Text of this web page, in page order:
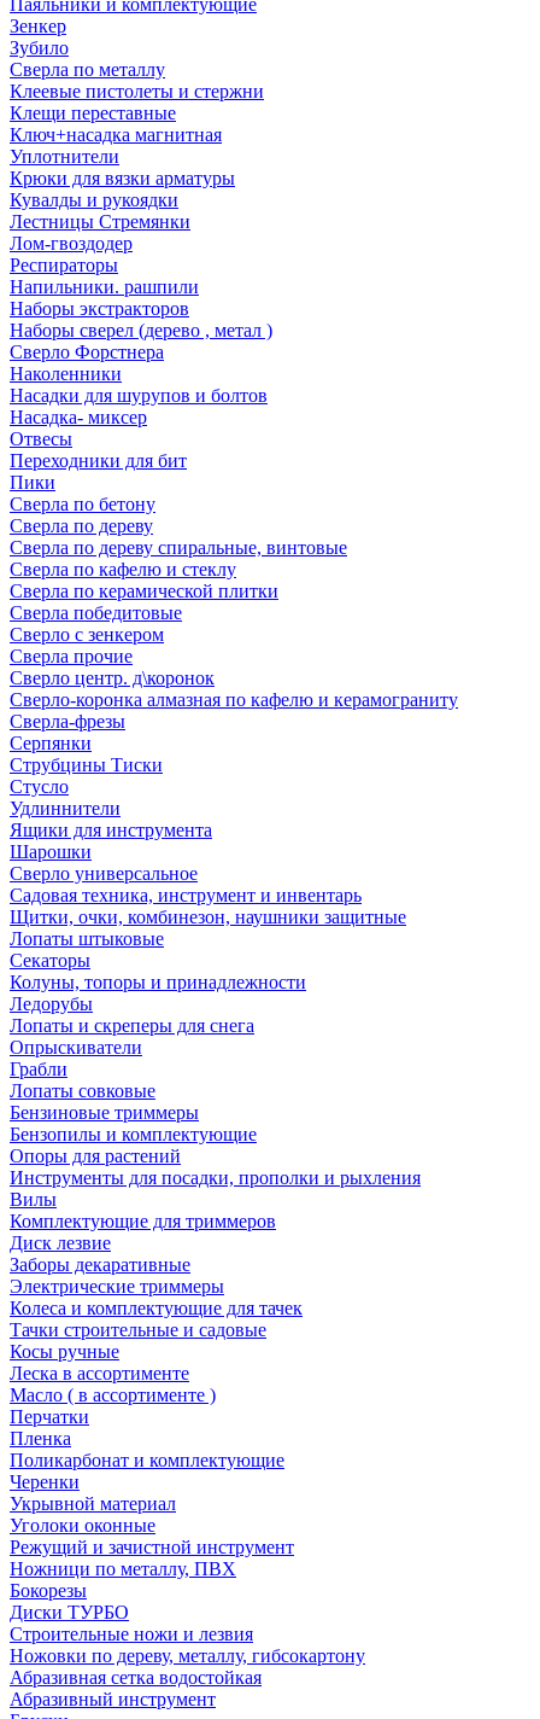
Паяльники и комплектующие
Зенкер
Зубило
Сверла по металлу
Клеевые пистолеты и стержни
Клещи переставные
Ключ+насадка магнитная
Уплотнители
Крюки для вязки арматуры
Кувалды и рукоядки
Лестницы Стремянки
Лом-гвоздодер
Респираторы
Напильники. рашпили
Наборы экстракторов
Наборы сверел (дерево , метал )
Сверло Форстнера
Наколенники
Насадки для шурупов и болтов
Насадка- миксер
Отвесы
Переходники для бит
Пики
Сверла по бетону
Сверла по дереву
Сверла по дереву спиральные, винтовые
Сверла по кафелю и стеклу
Сверла по керамической плитки
Сверла победитовые
Сверло с зенкером
Сверла прочие
Сверло центр. д\коронок
Сверло-коронка алмазная по кафелю и керамограниту
Сверла-фрезы
Серпянки
Струбцины Тиски
Стусло
Удлиннители
Ящики для инструмента
Шарошки
Сверло универсальное
Садовая техника, инструмент и инвентарь
Щитки, очки, комбинезон, наушники защитные
Лопаты штыковые
Секаторы
Колуны, топоры и принадлежности
Ледорубы
Лопаты и скреперы для снега
Опрыскиватели
Грабли
Лопаты совковые
Бензиновые триммеры
Бензопилы и комплектующие
Опоры для растений
Инструменты для посадки, прополки и рыхления
Вилы
Комплектующие для триммеров
Диск лезвие
Заборы декаративные
Электрические триммеры
Колеса и комплектующие для тачек
Тачки строительные и садовые
Косы ручные
Леска в ассортименте
Масло ( в ассортименте )
Перчатки
Пленка
Поликарбонат и комплектующие
Черенки
Укрывной материал
Уголоки оконные
Режущий и зачистной инструмент
Ножници по металлу, ПВХ
Бокорезы
Диски ТУРБО
Строительные ножи и лезвия
Ножовки по дереву, металлу, гибсокартону
Абразивная сетка водостойкая
Абразивный инструмент